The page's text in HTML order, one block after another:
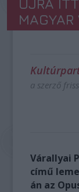
ÚJRA
a szerző
Várallyai
című
án az